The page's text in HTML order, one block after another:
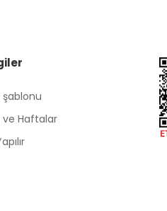
şablonu
Haftalar